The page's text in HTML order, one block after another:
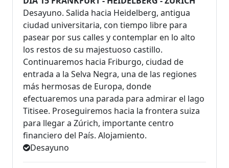
Desayuno. Salida hacia Heidelberg, antigua
ciudad universitaria, con tiempo libre para
pasear por sus calles y contemplar en lo alto
los restos de su majestuoso castillo.
Continuaremos hacia Friburgo, ciudad de
entrada a la Selva Negra, una de las regiones
más hermosas de Europa, donde
efectuaremos una parada para admirar el lago
Titisee. Proseguiremos hacia la frontera suiza
para llegar a Zúrich, importante centro
financiero del País. Alojamiento.
Desayuno